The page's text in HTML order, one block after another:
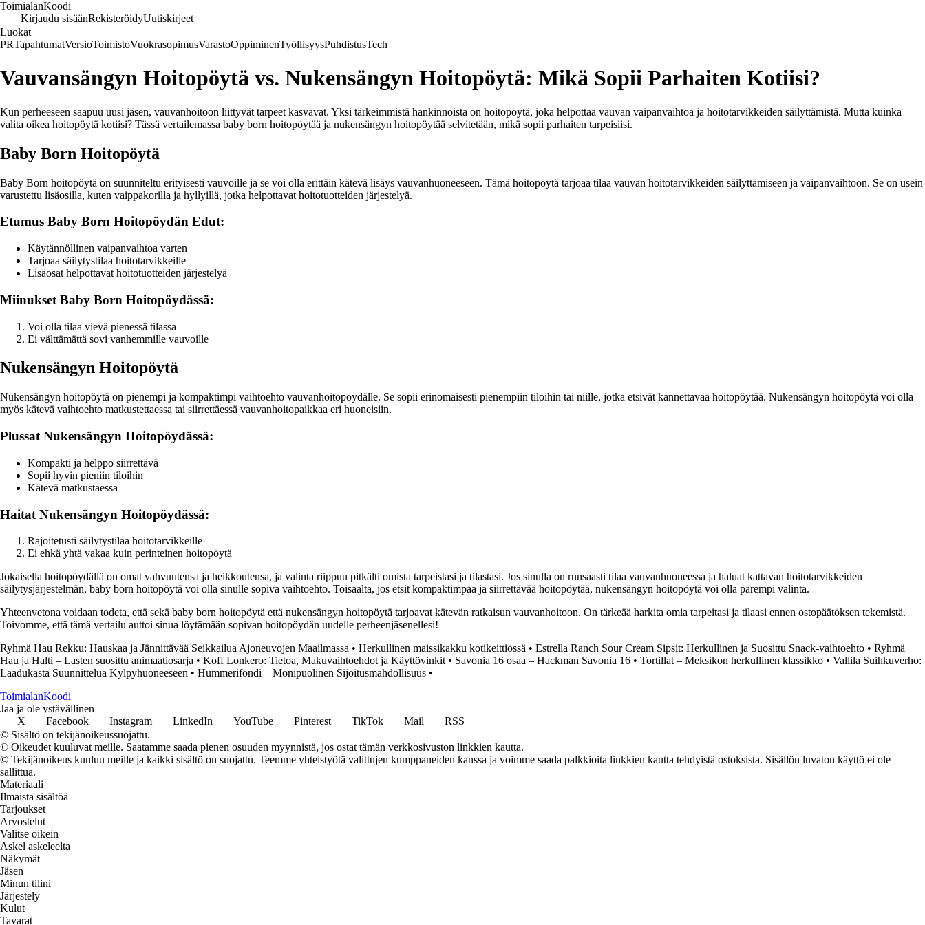
ToimialanKoodi
Kirjaudu sisäänRekisteröidyUutiskirjeet
Luokat
PRTapahtumatVersioToimistoVuokrasopimusVarastoOppiminenTyöllisyysPuhdistusTech
Vauvansängyn Hoitopöytä vs. Nukensängyn Hoitopöytä: Mikä Sopii Parhaiten Kotiisi?
Kun perheeseen saapuu uusi jäsen, vauvanhoitoon liittyvät tarpeet kasvavat. Yksi tärkeimmistä hankinnoista on hoitopöytä, joka helpottaa vauvan vaipanvaihtoa ja hoitotarvikkeiden säilyttämistä. Mutta kuinka
valita oikea hoitopöytä kotiisi? Tässä vertailemassa baby born hoitopöytää ja nukensängyn hoitopöytää selvitetään, mikä sopii parhaiten tarpeisiisi.
Baby Born Hoitopöytä
Baby Born hoitopöytä on suunniteltu erityisesti vauvoille ja se voi olla erittäin kätevä lisäys vauvanhuoneeseen. Tämä hoitopöytä tarjoaa tilaa vauvan hoitotarvikkeiden säilyttämiseen ja vaipanvaihtoon. Se on usein
varustettu lisäosilla, kuten vaippakorilla ja hyllyillä, jotka helpottavat hoitotuotteiden järjestelyä.
Etumus Baby Born Hoitopöydän Edut:
Käytännöllinen vaipanvaihtoa varten
Tarjoaa säilytystilaa hoitotarvikkeille
Lisäosat helpottavat hoitotuotteiden järjestelyä
Miinukset Baby Born Hoitopöydässä:
Voi olla tilaa vievä pienessä tilassa
Ei välttämättä sovi vanhemmille vauvoille
Nukensängyn Hoitopöytä
Nukensängyn hoitopöytä on pienempi ja kompaktimpi vaihtoehto vauvanhoitopöydälle. Se sopii erinomaisesti pienempiin tiloihin tai niille, jotka etsivät kannettavaa hoitopöytää. Nukensängyn hoitopöytä voi olla
myös kätevä vaihtoehto matkustettaessa tai siirrettäessä vauvanhoitopaikkaa eri huoneisiin.
Plussat Nukensängyn Hoitopöydässä:
Kompakti ja helppo siirrettävä
Sopii hyvin pieniin tiloihin
Kätevä matkustaessa
Haitat Nukensängyn Hoitopöydässä:
Rajoitetusti säilytystilaa hoitotarvikkeille
Ei ehkä yhtä vakaa kuin perinteinen hoitopöytä
Jokaisella hoitopöydällä on omat vahvuutensa ja heikkoutensa, ja valinta riippuu pitkälti omista tarpeistasi ja tilastasi. Jos sinulla on runsaasti tilaa vauvanhuoneessa ja haluat kattavan hoitotarvikkeiden
säilytysjärjestelmän, baby born hoitopöytä voi olla sinulle sopiva vaihtoehto. Toisaalta, jos etsit kompaktimpaa ja siirrettävää hoitopöytää, nukensängyn hoitopöytä voi olla parempi valinta.
Yhteenvetona voidaan todeta, että sekä baby born hoitopöytä että nukensängyn hoitopöytä tarjoavat kätevän ratkaisun vauvanhoitoon. On tärkeää harkita omia tarpeitasi ja tilaasi ennen ostopäätöksen tekemistä.
Toivomme, että tämä vertailu auttoi sinua löytämään sopivan hoitopöydän uudelle perheenjäsenellesi!
Ryhmä Hau Rekku: Hauskaa ja Jännittävää Seikkailua Ajoneuvojen Maailmassa • Herkullinen maissikakku kotikeittiössä • Estrella Ranch Sour Cream Sipsit: Herkullinen ja Suosittu Snack-vaihtoehto • Ryhmä
Hau ja Halti – Lasten suosittu animaatiosarja • Koff Lonkero: Tietoa, Makuvaihtoehdot ja Käyttövinkit • Savonia 16 osaa – Hackman Savonia 16 • Tortillat – Meksikon herkullinen klassikko • Vallila Suihkuverho:
Laadukasta Suunnittelua Kylpyhuoneeseen • Hummerifondi – Monipuolinen Sijoitusmahdollisuus •
ToimialanKoodi
Jaa ja ole ystävällinen
X
Facebook Instagram LinkedIn YouTube Pinterest TikTok Mail
RSS
© Sisältö on tekijänoikeussuojattu.
© Oikeudet kuuluvat meille. Saatamme saada pienen osuuden myynnistä, jos ostat tämän verkkosivuston linkkien kautta.
© Tekijänoikeus kuuluu meille ja kaikki sisältö on suojattu. Teemme yhteistyötä valittujen kumppaneiden kanssa ja voimme saada palkkioita linkkien kautta tehdyistä ostoksista. Sisällön luvaton käyttö ei ole
sallittua.
Materiaali
Ilmaista sisältöä
Tarjoukset
Arvostelut
Valitse oikein
Askel askeleelta
Näkymät
Jäsen
Minun tilini
Järjestely
Kulut
Tavarat